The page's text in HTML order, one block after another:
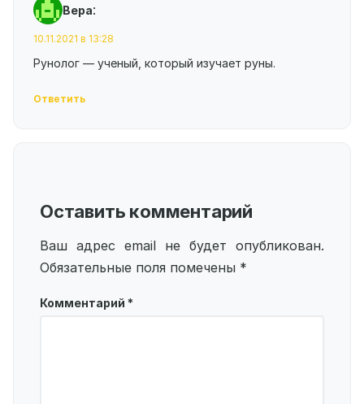
Вера:
10.11.2021 в 13:28
Рунолог — ученый, который изучает руны.
Ответить
Оставить комментарий
Ваш адрес email не будет опубликован.
Обязательные поля помечены *
Комментарий *